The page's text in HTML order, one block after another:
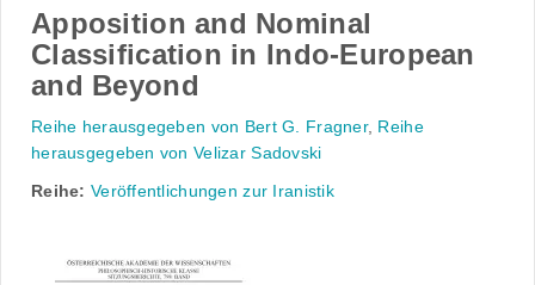
Apposition and Nominal
Classification in Indo-European
and Beyond
Reihe herausgegeben von Bert G. Fragner, Reihe
herausgegeben von Velizar Sadovski
Reihe: Veröffentlichungen zur Iranistik